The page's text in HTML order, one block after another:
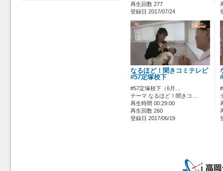
再生回数 277
登録日 2017/07/24
なるほど！聞きコミテレビ
#57定塚校下
#57定塚校下（6月…
テーマ なるほど！聞きコ…
再生時間 00:29:00
再生回数 260
登録日 2017/06/19